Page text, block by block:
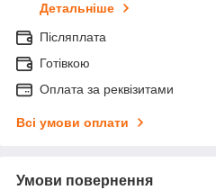
Детальніше
Післяплата
Готівкою
Оплата за реквізитами
Всі умови оплати
Умови повернення